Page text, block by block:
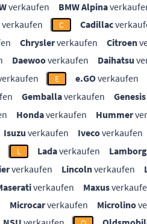
verkaufen BMW Alpina
verkaufen C Cadillac
Chryslerverkaufen Citroen
Daewooverkaufen Daihatsu
E e.GOverkaufen
Gemballaverkaufen Genesis
Hondaverkaufen Hummer
Isuzu verkaufen Ivecoverkaufen
L Ladaverkaufen
verkaufen Lincolnverkaufen
verkaufen Maxus
Microcarverkaufen Microlino